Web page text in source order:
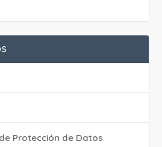
Protección de Datos